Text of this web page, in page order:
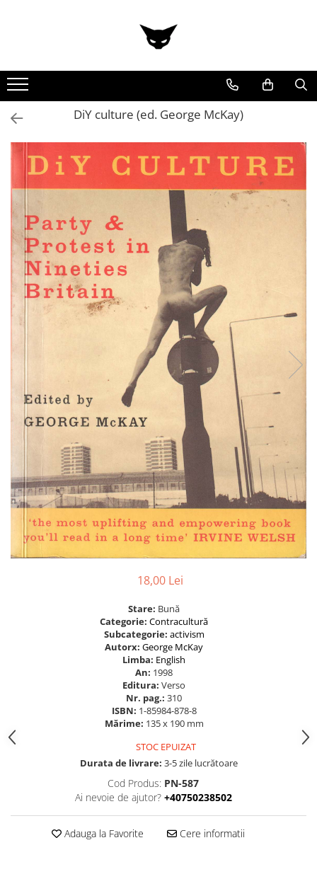
Cărți
Cărticele și broșuri
Reviste
Ilustrații
Stickere
DiY culture (ed. George McKay)
18,00 Lei
Stare: Bună
Categorie: Contracultură
Subcategorie: activism
Autorx: George McKay
Limba: English
An: 1998
Editura: Verso
Nr. pag.: 310
ISBN: 1-85984-878-8
Mărime: 135 x 190 mm
STOC EPUIZAT
Durata de livrare: 3-5 zile lucrătoare
Cod Produs: PN-587
Ai nevoie de ajutor? +40750238502
Adauga la Favorite Cere informatii